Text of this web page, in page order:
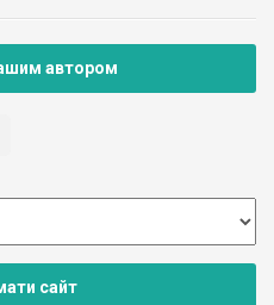
автором
сайт